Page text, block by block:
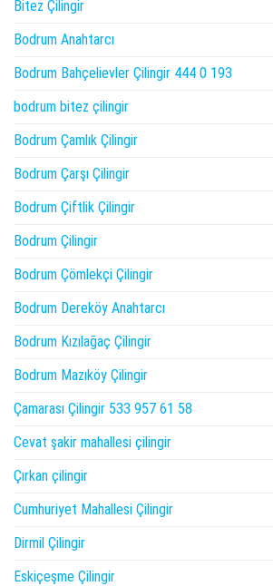
Bitez Çilingir
Bodrum Anahtarcı
Bodrum Bahçelievler Çilingir 444 0 193
bodrum bitez çilingir
Bodrum Çamlık Çilingir
Bodrum Çarşı Çilingir
Bodrum Çiftlik Çilingir
Bodrum Çilingir
Bodrum Çömlekçi Çilingir
Bodrum Dereköy Anahtarcı
Bodrum Kızılağaç Çilingir
Bodrum Mazıköy Çilingir
Çamarası Çilingir 533 957 61 58
Cevat şakir mahallesi çilingir
Çırkan çilingir
Cumhuriyet Mahallesi Çilingir
Dirmil Çilingir
Eskiçeşme Çilingir